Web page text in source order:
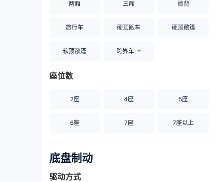
两厢 三厢 掀背
旅行车 硬顶跑车 硬顶敞篷
软顶敞篷 跨界车
座位数
2座 4座 5座
6座 7座 7座以上
底盘制动
驱动方式